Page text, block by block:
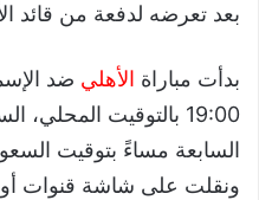
بعد تعرضه لدفعة من قائد
بدأت مباراة الأهلي ضد
السابعة مساءً بتوقيت
ونقلت على شاشة قنوات